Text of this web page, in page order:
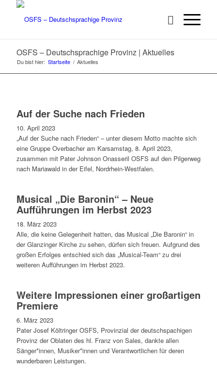
OSFS – Deutschsprachige Provinz | Aktuelles
Du bist hier: Startseite / Aktuelles
Auf der Suche nach Frieden
10. April 2023
„Auf der Suche nach Frieden“ – unter diesem Motto machte sich
eine Gruppe Overbacher am Karsamstag, 8. April 2023,
zusammen mit Pater Johnson Onasseril OSFS auf den Pilgerweg
nach Mariawald in der Eifel, Nordrhein-Westfalen.
Musical „Die Baronin“ – Neue
Aufführungen im Herbst 2023
18. März 2023
Alle, die keine Gelegenheit hatten, das Musical „Die Baronin“ in
der Glanzinger Kirche zu sehen, dürfen sich freuen. Aufgrund des
großen Erfolges entschied sich das „Musical-Team“ zu drei
weiteren Aufführungen im Herbst 2023.
Weitere Impressionen einer großartigen
Premiere
6. März 2023
Pater Josef Költringer OSFS, Provinzial der deutschspachigen
Provinz der Oblaten des hl. Franz von Sales, dankte allen
Sänger*innen, Musiker*innen und Verantwortlichen für deren
wunderbaren Leistungen.